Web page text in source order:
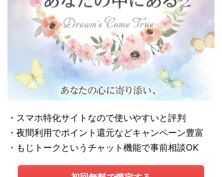
・スマホ特化サイトなので使いやすいと評判
・夜間利用でポイント還元などキャンペーン豊富
・もじトークというチャット機能で事前相談OK